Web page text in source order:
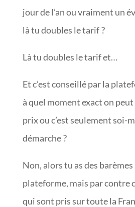
jour de l’an ou vraiment un
là tu doubles le tarif ?
Là tu doubles le tarif et…
Et c’est conseillé par la
à quel moment exact on
prix ou c’est seulement soi-
démarche ?
Non, alors tu as des
plateforme, mais par contre
qui sont pris sur toute la